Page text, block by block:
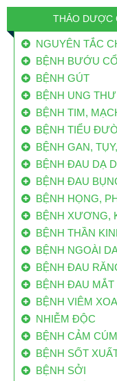
TỨC LIÊN HỆ
THẢO DƯỢC
NGUYÊN TẮC
BỆNH BƯỚU CỔ
BỆNH GÚT
BỆNH UNG THƯ
BỆNH TIM,
BỆNH TIỂU
BỆNH GAN,
BỆNH ĐAU DẠ
BỆNH ĐAU
BỆNH HỌNG,
BỆNH XƯƠNG,
BỆNH THẦN
BỆNH NGOÀI
BỆNH ĐAU
BỆNH ĐAU MẮT
BỆNH VIÊM
NHIỄM ĐỘC
BỆNH CẢM CÚM
BỆNH SỐT
BỆNH SỞI
80% BỆNH NHÂN
VIỆN Ở GIAI ĐOẠN
Mỗi năm VN có 200
mới, 70 ngàn người
Trong đó, đến 80%
đến bệnh viện khi bệnh
Việt Nam có 160.000
sao ăn bẩn, độc
Mỗi năm Việt Nam có
nghìn trường hợp mắc
khoảng 85 nghìn đến
do căn bệnh này.
Công bố danh sách
Theo dự án Điều tra,